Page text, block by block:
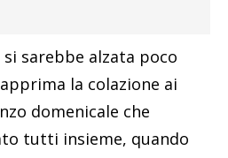
si sarebbe alzata poco
la colazione ai
domenicale che
tutti insieme, quando